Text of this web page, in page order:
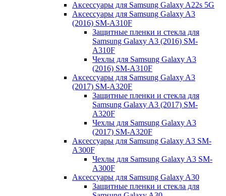
Аксессуары для Samsung Galaxy A22s 5G
Аксессуары для Samsung Galaxy A3
(2016) SM-A310F
Защитные пленки и стекла для
Samsung Galaxy A3 (2016) SM-
A310F
Чехлы для Samsung Galaxy A3
(2016) SM-A310F
Аксессуары для Samsung Galaxy A3
(2017) SM-A320F
Защитные пленки и стекла для
Samsung Galaxy A3 (2017) SM-
A320F
Чехлы для Samsung Galaxy A3
(2017) SM-A320F
Аксессуары для Samsung Galaxy A3 SM-
A300F
Чехлы для Samsung Galaxy A3 SM-
A300F
Аксессуары для Samsung Galaxy A30
Защитные пленки и стекла для